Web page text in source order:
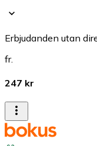
Erbjudanden utan
fr.
247 kr